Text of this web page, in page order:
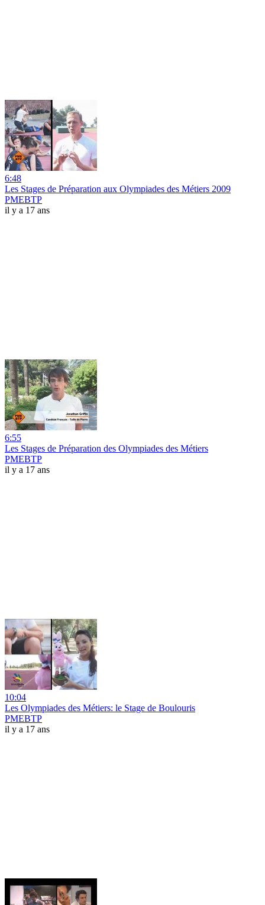
6:48
Les Stages de Préparation aux Olympiades des Métiers 2009
PMEBTP
il y a 17 ans
6:55
Les Stages de Préparation des Olympiades des Métiers
PMEBTP
il y a 17 ans
10:04
Les Olympiades des Métiers: le Stage de Boulouris
PMEBTP
il y a 17 ans